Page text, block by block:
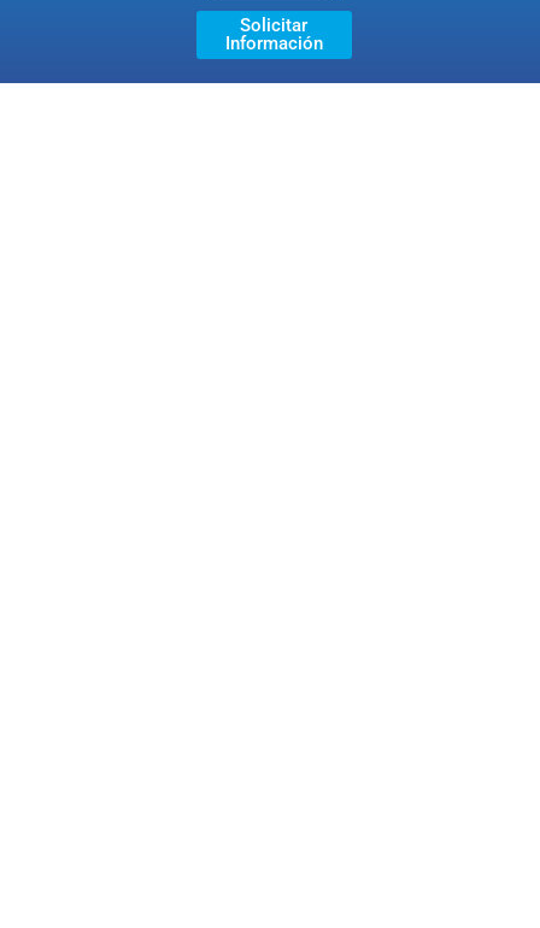
Solicitar
Información